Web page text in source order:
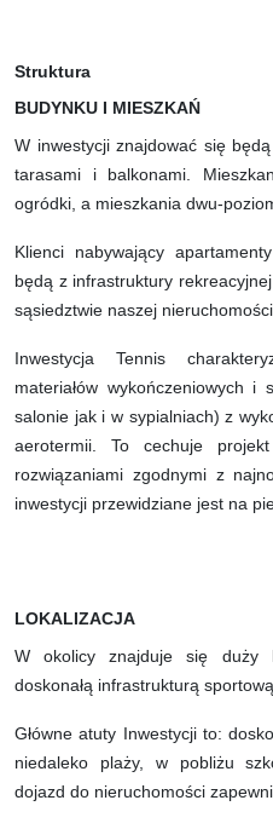
Struktura
BUDYNKU I MIESZKAŃ
W inwestycji znajdować się
tarasami i balkonami.
ogródki, a mieszkania dwu-
Klienci nabywający
będą z infrastruktury
sąsiedztwie naszej nieruchomości.
Inwestycja Tennis
materiałów wykończeniowych i
salonie jak i w sypialniach) z
aerotermii. To cechuje
rozwiązaniami zgodnymi z
inwestycji przewidziane jest na
LOKALIZACJA
W okolicy znajduje się duży
doskonałą infrastrukturą sportową.
Główne atuty Inwestycji to:
niedaleko plaży, w pobliżu
dojazd do nieruchomości